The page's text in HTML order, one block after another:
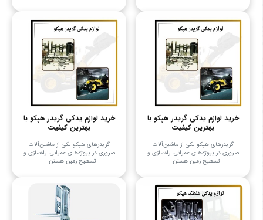
خرید لوازم یدکی گریدر هپکو با
بهترین کیفیت
گریدرهای هپکو یکی از ماشین‌آلات
ضروری در پروژه‌های عمرانی، راه‌سازی و
تسطیح زمین هستن ...
خرید لوازم یدکی گریدر هپکو با
بهترین کیفیت
گریدرهای هپکو یکی از ماشین‌آلات
ضروری در پروژه‌های عمرانی، راه‌سازی و
تسطیح زمین هستن ...